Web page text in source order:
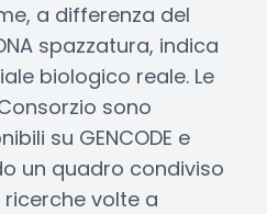
a differenza del
spazzatura, indica
biologico reale. Le
sono
su GENCODE e
un quadro condiviso
volte a